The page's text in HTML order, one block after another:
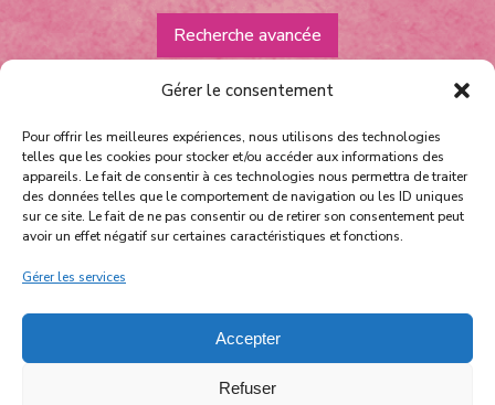
Gérer le consentement
Pour offrir les meilleures expériences, nous utilisons des technologies
telles que les cookies pour stocker et/ou accéder aux informations des
appareils. Le fait de consentir à ces technologies nous permettra de traiter
des données telles que le comportement de navigation ou les ID uniques
sur ce site. Le fait de ne pas consentir ou de retirer son consentement peut
avoir un effet négatif sur certaines caractéristiques et fonctions.
Gérer les services
Accepter
Refuser
Recherche avancée
Équipe et contact
Politique de confidentialité
facebookinstagram
youtube
nos partenaires